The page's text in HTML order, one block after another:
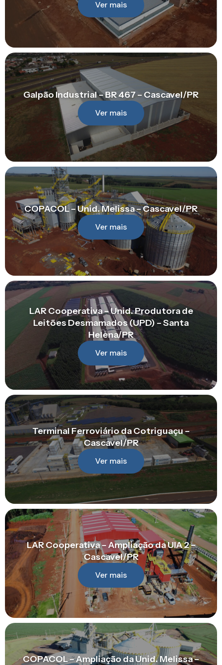
Ver mais
Galpão Industrial – BR 467 – Cascavel/PR
Ver mais
COPACOL – Unid. Melissa – Cascavel/PR
Ver mais
LAR Cooperativa – Unid. Produtora de
Leitões Desmamados (UPD) – Santa
Helena/PR
Ver mais
Terminal Ferroviário da Cotriguaçu –
Cascavel/PR
Ver mais
LAR Cooperativa – Ampliação da UIA 2 –
Cascavel/PR
Ver mais
COPACOL – Ampliação da Unid. Melissa –